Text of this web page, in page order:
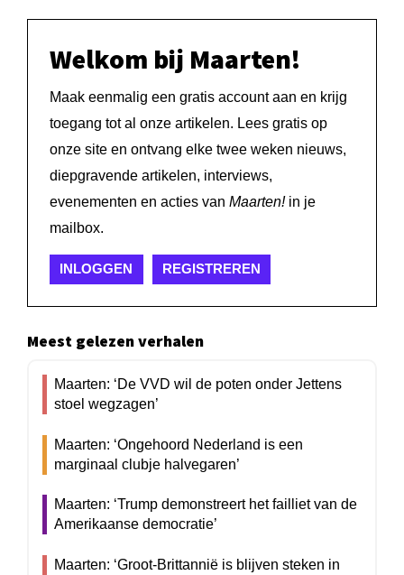
Welkom bij Maarten!
Maak eenmalig een gratis account aan en krijg
toegang tot al onze artikelen. Lees gratis op
onze site en ontvang elke twee weken nieuws,
diepgravende artikelen, interviews,
evenementen en acties van Maarten!in je
mailbox.
INLOGGEN REGISTREREN
Meest gelezen verhalen
Maarten: ‘De VVD wil de poten onder Jettens
stoel wegzagen’
Maarten: ‘Ongehoord Nederland is een
marginaal clubje halvegaren’
Maarten: ‘Trump demonstreert het failliet van de
Amerikaanse democratie’
Maarten: ‘Groot-Brittannië is blijven steken in